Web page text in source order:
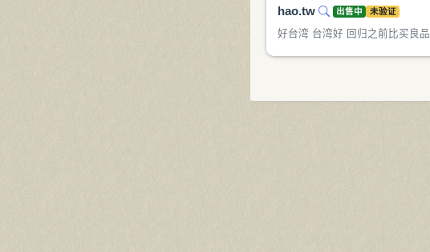
hao.tw 出售中 未验证
好台湾 台湾好 回归之前比买良品